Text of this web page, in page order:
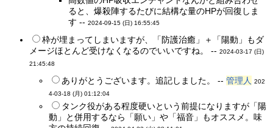
ると、爆殺陣するたびに結構な量のHPが回復しま
す --2024-09-15 (日) 16:55:45
枠が埋まってしまいますが、「防護治癒」＋「陽動」もダ
メージほとんど受けなくなるのでいいですね。 --2024-03-17 (日)
21:45:48
ありがとうございます。追記しました。 --管理人 202
4-03-18 (月) 01:12:04
タンク役がある程度硬いという前提になりますが「陽
動」と併用するなら「願い」や「福音」もオススメ。味